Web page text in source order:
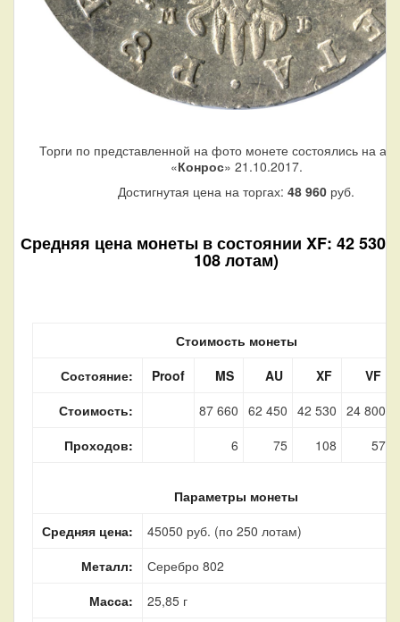
Торги по представленной на фото монете состоялись на
«Конрос» 21.10.2017.
Достигнутая цена на торгах: 48 960 руб.
Средняя цена монеты в состоянии XF: 42 530
108 лотам)
Стоимость монеты
Состояние:
Proof MS AU XF
VF
Стоимость:
87 660 62 450 42 530 24 800
Проходов:
6 75 108 57
Параметры монеты
Средняя цена:
45050 руб. (по 250 лотам)
Металл:
Серебро 802
Масса:
25,85 г